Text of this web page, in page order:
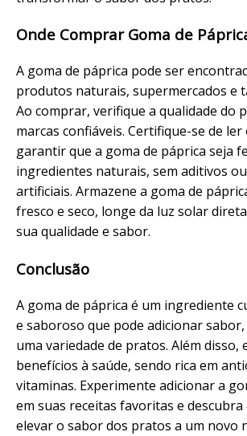
Onde Comprar Goma de
A goma de páprica pode ser
produtos naturais, supermercados e
Ao comprar, verifique a qualidade do
marcas confiáveis. Certifique-se de
garantir que a goma de páprica seja
ingredientes naturais, sem aditivos
artificiais. Armazene a goma de
fresco e seco, longe da luz solar
sua qualidade e sabor.
Conclusão
A goma de páprica é um ingrediente
e saboroso que pode adicionar
uma variedade de pratos. Além disso,
benefícios à saúde, sendo rica em
vitaminas. Experimente adicionar a
em suas receitas favoritas e descubra
elevar o sabor dos pratos a um novo